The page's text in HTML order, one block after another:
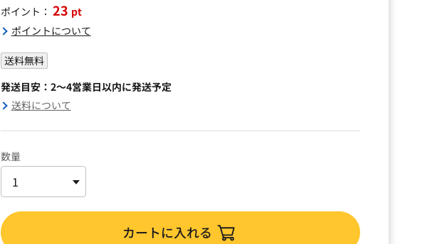
ポイント： 23 pt
ポイントについて
送料無料
発送目安：2～4営業日以内に発送予定
送料について
数量
カートに入れる